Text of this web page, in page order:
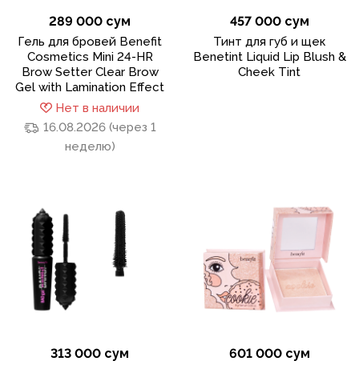
289 000 сум
Гель для бровей Benefit
Cosmetics Mini 24-HR
Brow Setter Clear Brow
Gel with Lamination Effect
Нет в наличии
16.08.2026 (через 1
неделю)
457 000 сум
Тинт для губ и щек
Benetint Liquid Lip Blush &
Cheek Tint
313 000 сум 601 000 сум